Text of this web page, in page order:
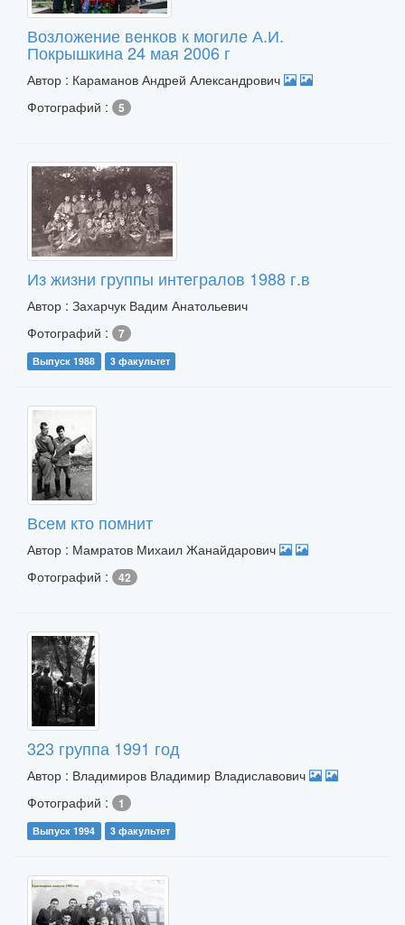
Возложение венков к могиле А.И.
Покрышкина 24 мая 2006 г
Автор : Караманов Андрей Александрович
Фотографий :
5
Из жизни группы интегралов 1988 г.в
Автор : Захарчук Вадим Анатольевич
Фотографий :
7
Выпуск 1988 3 факультет
Всем кто помнит
Автор : Мамратов Михаил Жанайдарович
Фотографий :
42
323 группа 1991 год
Автор : Владимиров Владимир Владиславович
Фотографий :
1
Выпуск 1994 3 факультет